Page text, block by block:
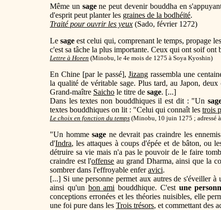
Même un sagene peut devenir bouddha en
d'esprit peut planter les graines de la bodhéité.
Traité pour ouvrir les yeux (Sado, février 1272)
Lesage est celui qui, comprenant le temps, propage
c'est sa tâche la plus importante. Ceux qui ont soif ont
Lettre à Horen (Minobu, le 4e mois de 1275 à Soya Kyoshin)
En Chine [par le passé],Jizang rassembla une
la qualité de véritable sage. Plus tard, au Japon, deux
Grand-maître Saicho le titre de sage. [...]
Dans les textes non bouddhiques il est dit : "Un
textes bouddhiques on lit : "Celui qui connaît les trois
Le choix en fonction du temps (Minobu, 10 juin 1275 ; adressé
"Un hommesage ne devrait pas craindre les
d'Indra, les attaques à coups d'épée et de bâton, ou
détruire sa vie mais n'a pas le pouvoir de le faire
craindre est l'offense au grand Dharma, ainsi que la
sombrer dans l'effroyable enferavici.
[...] Si une personne permet aux autres de s'éveiller
ainsi qu'un bon ami bouddhique. C'est une
conceptions erronées et les théories nuisibles, elle
une foi pure dans les Trois trésors, et commettant des